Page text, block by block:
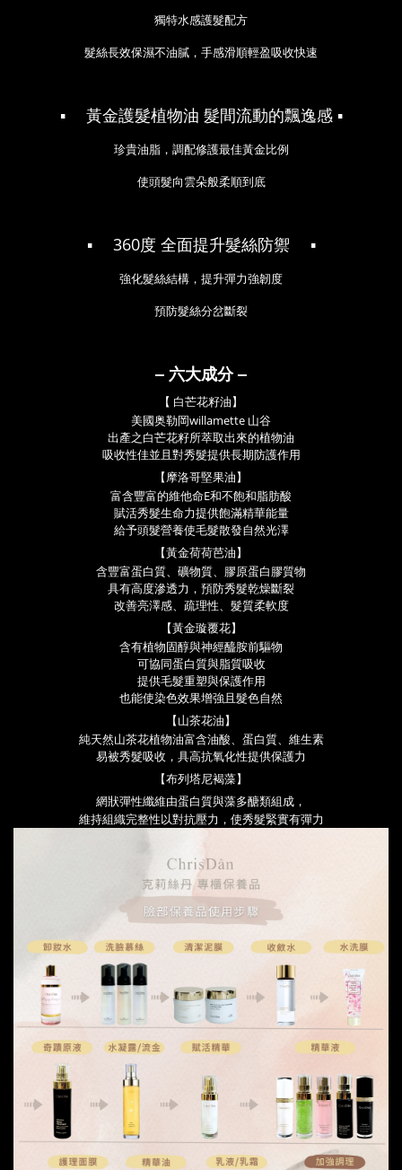
獨特水感護髮配方
髮絲長效保濕不油膩 ， 手感滑順輕盈吸收快速
▪ 黃金護髮植物油 髮間流動的飄逸感 ▪
珍貴油脂， 調配修護最佳黃金比例
使頭髮向雲朵般柔順到底
▪ 360度 全面提升髮絲防禦 ▪
強化髮絲結構 ， 提升彈力強韌度
預防髮絲分岔斷裂
‒ 六大成分 ‒
【 白芒花籽油】
美國奥勒岡willamette 山谷
出產之白芒花籽所萃取出來的植物油
吸收性佳並且對秀髮提供長期防護作用
【摩洛哥堅果油】
富含豐富的維他命E和不飽和脂肪酸
賦活秀髮生命力提供飽滿精華能量
給予頭髮營養使毛髮散發自然光澤
【黃金荷荷芭油】
含豐富蛋白質、礦物質、膠原蛋白膠質物
具有高度滲透力 ，預防秀髮乾燥斷裂
改善亮澤感、疏理性、髮質柔軟度
【黃金璇覆花】
含有植物固醇與神經醯胺前驅物
可協同蛋白質與脂質吸收
提供毛髮重塑與保護作用
也能使染色效果增強且髮色自然
【山茶花油】
純天然山茶花植物油富含油酸、蛋白質、 維生素
易被秀髮吸收 ， 具高抗氧化性提供保護力
【布列塔尼褐藻】
網狀彈性纖維由蛋白質與藻多醣類組成 ，
維持組織完整性以對抗壓力，使秀髮緊實有彈力